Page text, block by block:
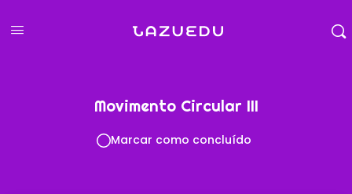
Movimento Circular III
Marcar como concluído